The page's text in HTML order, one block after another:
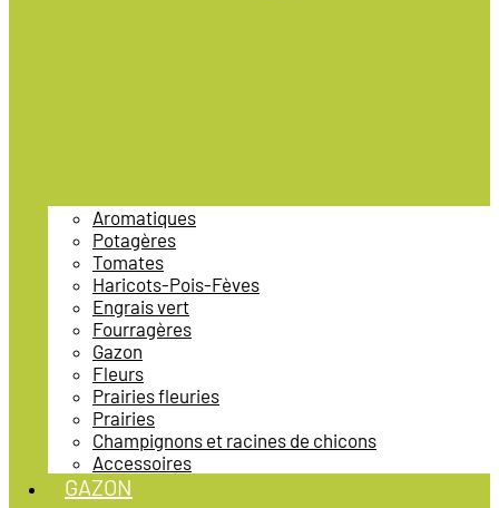
Aromatiques
Potagères
Tomates
Haricots-Pois-Fèves
Engrais vert
Fourragères
Gazon
Fleurs
Prairies fleuries
Prairies
Champignons et racines de chicons
Accessoires
GAZON